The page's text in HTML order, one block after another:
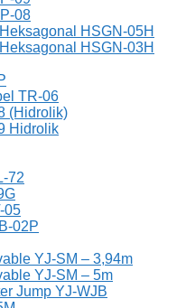
08
HSGN-05H
HSGN-03H
TR-06
(Hidrolik)
Hidrolik
72
05
02P
YJ-SM – 3,94m
YJ-SM – 5m
Jump YJ-WJB